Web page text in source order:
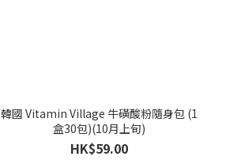
韓國 Vitamin Village 牛磺酸粉隨身包 (1
盒30包)(10月上旬)
HK$59.00